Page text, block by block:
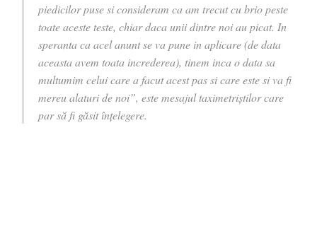
piedicilor puse si consideram ca am trecut cu brio peste
toate aceste teste, chiar daca unii dintre noi au picat. In
speranta ca acel anunt se va pune in aplicare (de data
aceasta avem toata increderea), tinem inca o data sa
multumim celui care a facut acest pas si care este si va fi
mereu alaturi de noi”, este mesajul taximetriștilor care
par să fi găsit înțelegere.